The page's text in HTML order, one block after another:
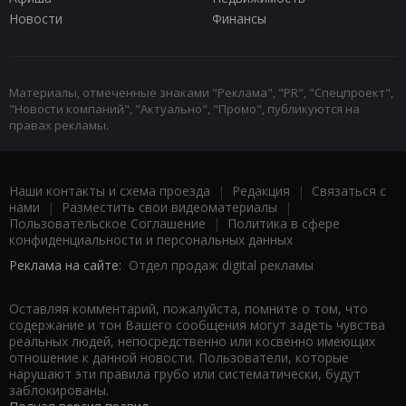
Новости
Финансы
Материалы, отмеченные знаками "Реклама", "PR", "Спецпроект",
"Новости компаний", "Актуально", "Промо", публикуются на
правах рекламы.
Наши контакты и схема проезда | Редакция | Связаться с
нами | Разместить свои видеоматериалы |
Пользовательское Соглашение |
Политика в сфере
конфиденциальности и персональных данных
Реклама на сайте: Отдел продаж digital рекламы
Оставляя комментарий, пожалуйста, помните о том, что
содержание и тон Вашего сообщения могут задеть чувства
реальных людей, непосредственно или косвенно имеющих
отношение к данной новости. Пользователи, которые
нарушают эти правила грубо или систематически, будут
заблокированы.